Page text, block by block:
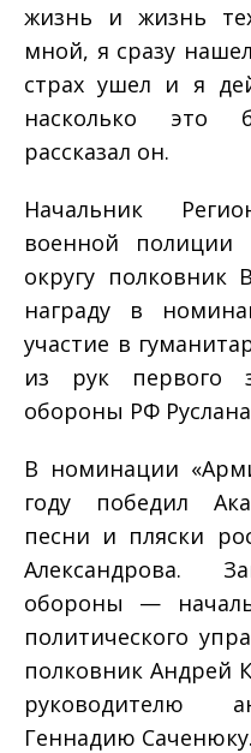
жизнь и жизнь
мной, я сразу
страх ушел и я
насколько это
рассказал он.
Начальник
военной
округу полковник
награду в
участие в
из рук первого
обороны РФ
В номинации
году победил
песни и пляски
Александрова.
обороны —
политического
полковник Андрей
руководителю
Геннадию Саченюку.